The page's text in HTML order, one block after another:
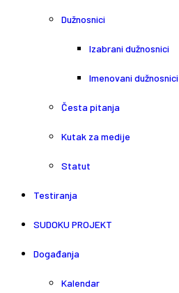
Dužnosnici
Izabrani dužnosnici
Imenovani dužnosnici
Česta pitanja
Kutak za medije
Statut
Testiranja
SUDOKU PROJEKT
Događanja
Kalendar